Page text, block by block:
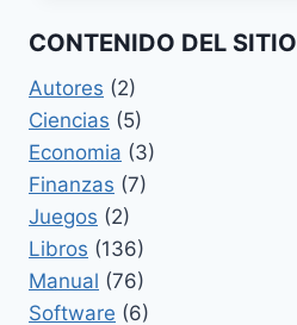
2013
CONTENIDO DEL SITIO
Autores (2)
Ciencias (5)
Economia (3)
Finanzas (7)
Juegos (2)
Libros (136)
Manual (76)
Software (6)